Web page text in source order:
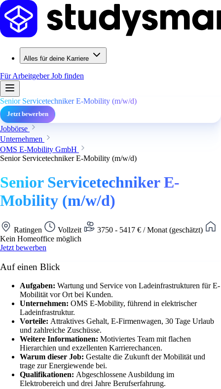
Alles für deine Karriere
Für ArbeitgeberJob finden
Senior Servicetechniker E-Mobility (m/w/d)
Jetzt bewerben
Jobbörse
Unternehmen
OMS E-Mobility GmbH
Senior Servicetechniker E-Mobility (m/w/d)
Senior Servicetechniker E-
Mobility (m/w/d)
Ratingen Vollzeit
3750 - 5417 € / Monat (geschätzt)
Kein Homeoffice möglich
Jetzt bewerben
Auf einen Blick
Aufgaben: Wartung und Service von Ladeinfrastrukturen für E-
Mobilität vor Ort bei Kunden.
Unternehmen: OMS E-Mobility, führend in elektrischer
Ladeinfrastruktur.
Vorteile: Attraktives Gehalt, E-Firmenwagen, 30 Tage Urlaub
und zahlreiche Zuschüsse.
Weitere Informationen: Motiviertes Team mit flachen
Hierarchien und exzellenten Karrierechancen.
Warum dieser Job: Gestalte die Zukunft der Mobilität und
trage zur Energiewende bei.
Qualifikationen: Abgeschlossene Ausbildung im
Elektrobereich und drei Jahre Berufserfahrung.